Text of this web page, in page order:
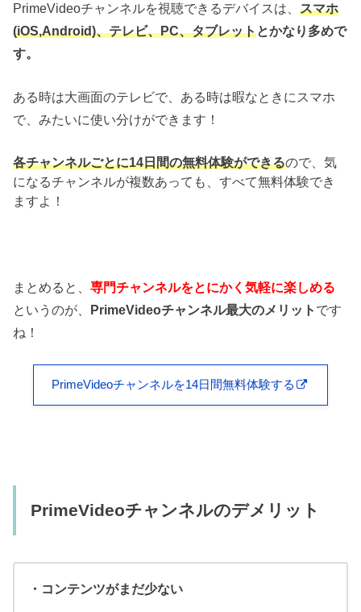
PrimeVideoチャンネルを視聴できるデバイスは、スマホ
(iOS,Android)、テレビ、PC、タブレットとかなり多めで
す。
ある時は大画面のテレビで、ある時は暇なときにスマホ
で、みたいに使い分けができます！
各チャンネルごとに14日間の無料体験ができるので、気
になるチャンネルが複数あっても、すべて無料体験でき
ますよ！
まとめると、専門チャンネルをとにかく気軽に楽しめる
というのが、 PrimeVideoチャンネル最大のメリット です
ね！
PrimeVideoチャンネルを14日間無料体験する
PrimeVideoチャンネルのデメリット
・コンテンツがまだ少ない